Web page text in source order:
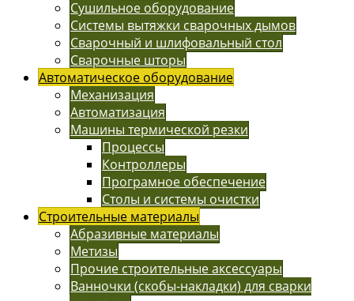
Сушильное оборудование
Системы вытяжки сварочных дымов
Сварочный и шлифовальный стол
Сварочные шторы
Автоматическое оборудование
Механизация
Автоматизация
Машины термической резки
Процессы
Контроллеры
Програмное обеспечение
Столы и системы очистки
Строительные материалы
Абразивные материалы
Метизы
Прочие строительные аксессуары
Ванночки (скобы-накладки) для сварки